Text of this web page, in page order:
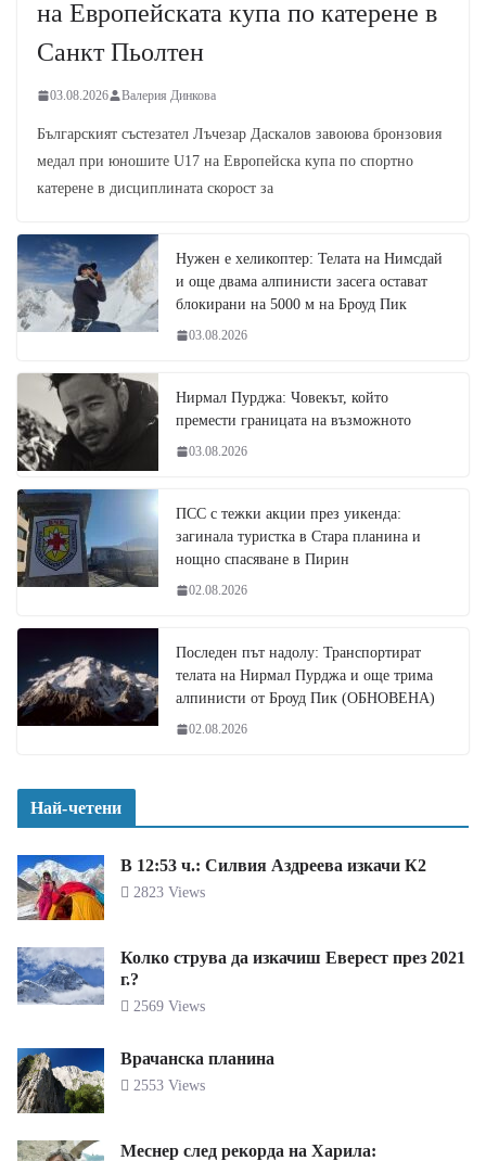
на Европейската купа по катерене в
Санкт Пьолтен
03.08.2026 Валерия Динкова
Българският състезател Лъчезар Даскалов завоюва бронзовия
медал при юношите U17 на Европейска купа по спортно
катерене в дисциплината скорост за
Нужен е хеликоптер: Телата на Нимсдай
и още двама алпинисти засега остават
блокирани на 5000 м на Броуд Пик
03.08.2026
Нирмал Пурджа: Човекът, който
премести границата на възможното
03.08.2026
ПСС с тежки акции през уикенда:
загинала туристка в Стара планина и
нощно спасяване в Пирин
02.08.2026
Последен път надолу: Транспортират
телата на Нирмал Пурджа и още трима
алпинисти от Броуд Пик (ОБНОВЕНА)
02.08.2026
Най-четени
В 12:53 ч.: Силвия Аздреева изкачи К2
2823 Views
Колко струва да изкачиш Еверест през 2021
г.?
2569 Views
Врачанска планина
2553 Views
Меснер след рекорда на Харила: